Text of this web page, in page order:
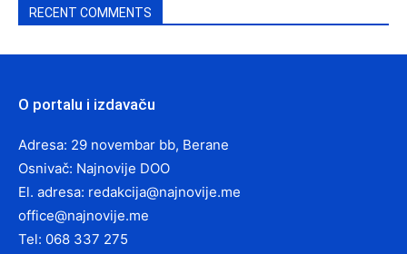
RECENT COMMENTS
O portalu i izdavaču
Adresa: 29 novembar bb, Berane
Osnivač: Najnovije DOO
El. adresa: redakcija@najnovije.me
office@najnovije.me
Tel: 068 337 275